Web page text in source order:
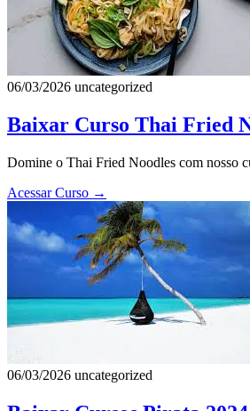
06/03/2026 uncategorized
Baixar Curso Thai Fried
Domine o Thai Fried Noodles com nosso
Acessar Curso →
06/03/2026 uncategorized